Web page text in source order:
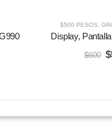
$500 PESOS
Display,
$600 $